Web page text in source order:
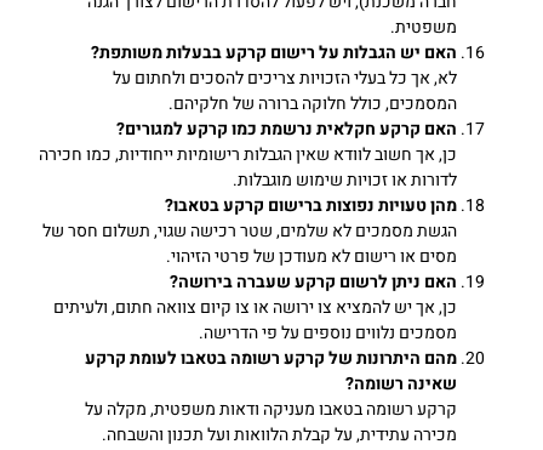
משפטית.
האם יש הגבלות על רישום קרקע בבעלות משותפת?
לא, אך כל בעלי הזכויות צריכים להסכים ולחתום על
המסמכים, כולל חלוקה ברורה של חלקיהם.
האם קרקע חקלאית נרשמת כמו קרקע למגורים?
כן, אך חשוב לוודא שאין הגבלות רישומיות ייחודיות, כמו חכירה
לדורות או זכויות שימוש מוגבלות.
מהן טעויות נפוצות ברישום קרקע בטאבו?
הגשת מסמכים לא שלמים, שטר רכישה שגוי, תשלום חסר של
מסים או רישום לא מעודכן של פרטי הזיהוי.
האם ניתן לרשום קרקע שעברה בירושה?
כן, אך יש להמציא צו ירושה או צו קיום צוואה חתום, ולעיתים
מסמכים נלווים נוספים על פי הדרישה.
מהם היתרונות של קרקע רשומה בטאבו לעומת קרקע
שאינה רשומה?
קרקע רשומה בטאבו מעניקה ודאות משפטית, מקלה על
מכירה עתידית, על קבלת הלוואות ועל תכנון והשבחה.